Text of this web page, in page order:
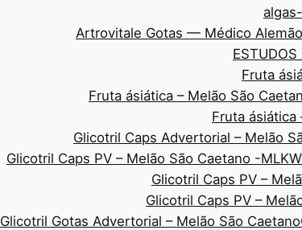
Artrovitale Gotas — Médico
ESTUDOS
Fruta
Fruta ásiática – Melão São
Fruta
Glicotril Caps Advertorial – Melão
Glicotril Caps PV – Melão São Caetano -MLKW
Glicotril Caps PV –
Glicotril Caps PV –
Glicotril Gotas Advertorial – Melão São Caetano